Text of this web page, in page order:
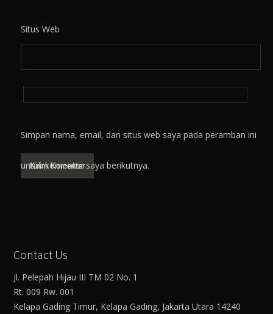
Situs Web
Simpan nama, email, dan situs web saya pada peramban ini
untuk komentar saya berikutnya.
Contact Us
Jl. Pelepah Hijau III TM 02 No. 1
Rt. 009 Rw. 001
Kelapa Gading Timur, Kelapa Gading, Jakarta Utara 14240